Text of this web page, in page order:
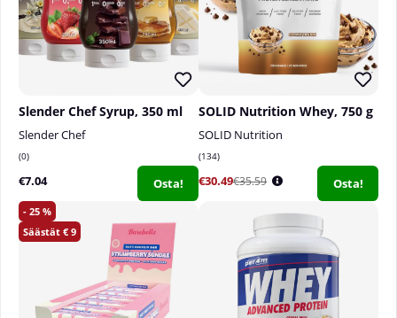
Slender Chef Syrup, 350 ml
Slender Chef
0
€7.04 Osta!
SOLID Nutrition Whey, 750 g
SOLID Nutrition
134
€30.49€35.59 Osta!
25
9